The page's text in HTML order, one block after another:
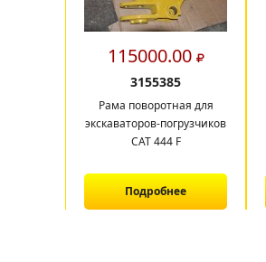
115000.00
3155385
Рама поворотная для
экскаваторов-погрузчиков
САТ 444 F
Подробнее